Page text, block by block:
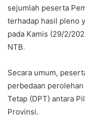
sejumlah peserta
terhadap hasil pleno
pada Kamis (29/2/
NTB.
Secara umum,
perbedaan
Tetap (DPT) antara
Provinsi.